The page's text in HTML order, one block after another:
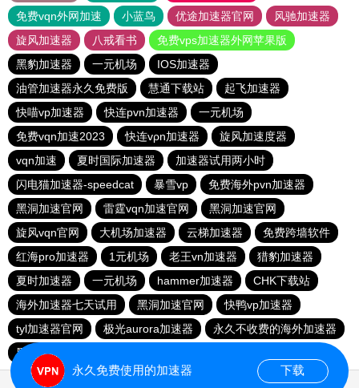
免费vqn外网加速
小蓝鸟 优途加速器官网
风驰加速器
旋风加速器
八戒看书
免费vps加速器外网苹果版
黑豹加速器
一元机场
IOS加速器
油管加速器永久免费版
慧通下载站
起飞加速器
快喵vp加速器
快连pvn加速器
一元机场
免费vqn加速2023
快连vρn加速器
旋风加速度器
vqn加速
夏时国际加速器
加速器试用两小时
闪电猫加速器-speedcat
暴雪vp
免费海外pvn加速器
黑洞加速官网
雷霆vqn加速官网
黑洞加速官网
旋风vqn官网
大机场加速器 云梯加速器
免费跨墙软件
红海pro加速器
1元机场 老王vn加速器
猎豹加速器
夏时加速器
一元机场 hammer加速器
CHK下载站
海外加速器七天试用
黑洞加速官网
快鸭vp加速器
tyl加速器官网
极光aurora加速器
永久不收费的海外加速器
黑洞永久加速器
永久免费使用的加速器 下载